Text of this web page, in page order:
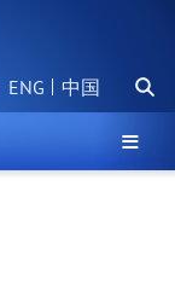
中国